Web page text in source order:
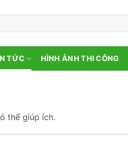
TỨC HÌNH ẢNH THI CÔNG
thể giúp ích.